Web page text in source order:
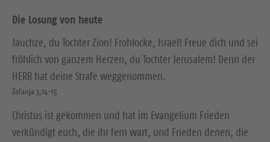
Die Losung von heute
Jauchze, du Tochter Zion! Frohlocke, Israel! Freue dich und sei
fröhlich von ganzem Herzen, du Tochter Jerusalem! Denn der
HERR hat deine Strafe weggenommen.
Zefanja 3,14-15
Christus ist gekommen und hat im Evangelium Frieden
verkündigt euch, die ihr fern wart, und Frieden denen, die